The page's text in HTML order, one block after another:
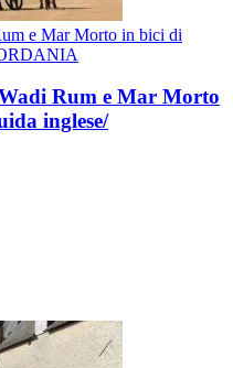
e Mar Morto in bici di
Rum e Mar Morto
inglese/